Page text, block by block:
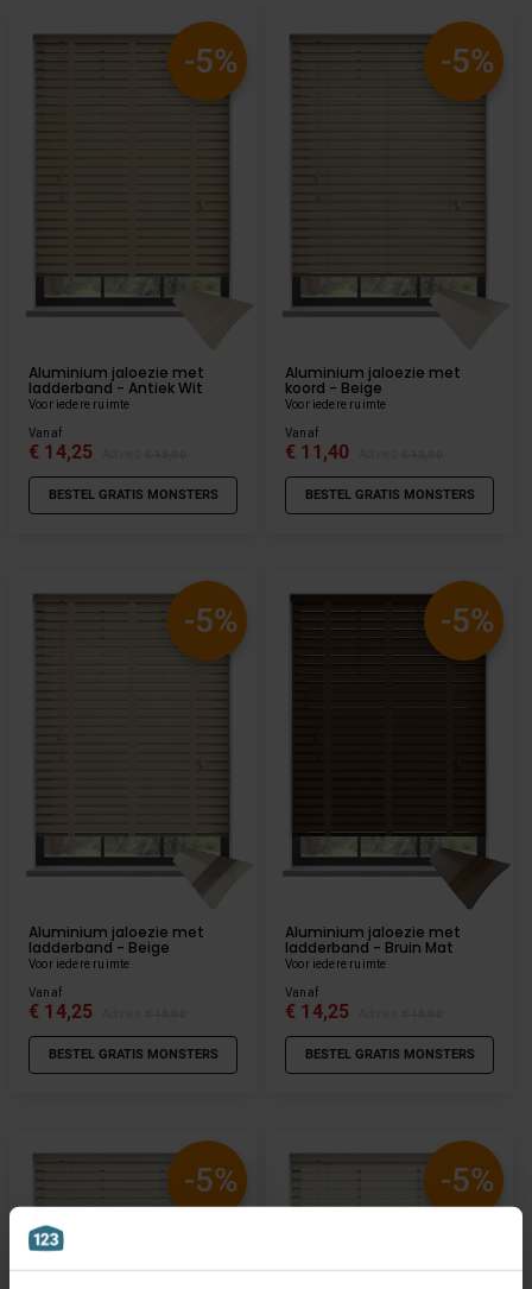
-5%
Aluminium jaloezie met
ladderband - Antiek Wit
Voor iedere ruimte
Vanaf
€ 14,25
BESTEL GRATIS MONSTERS
-5%
Aluminium jaloezie met
koord - Beige
Voor iedere ruimte
Vanaf
€ 11,40
BESTEL GRATIS MONSTERS
-5%
Aluminium jaloezie met
ladderband - Beige
Voor iedere ruimte
Vanaf
€ 14,25
BESTEL GRATIS MONSTERS
-5%
Aluminium jaloezie met
ladderband - Bruin Mat
Voor iedere ruimte
Vanaf
€ 14,25
BESTEL GRATIS MONSTERS
-5% -5%